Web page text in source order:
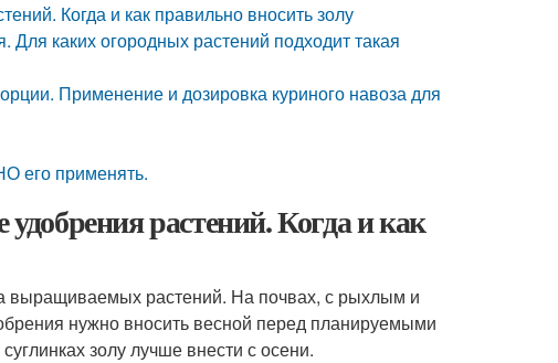
Когда и как правильно вносить золу
каких огородных растений подходит такая
Применение и дозировка куриного навоза для
его применять.
растений. Когда и как
выращиваемых растений. На почвах, с рыхлым и
нужно вносить весной перед планируемыми
золу лучше внести с осени.